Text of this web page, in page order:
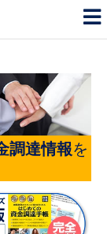
調達情報を